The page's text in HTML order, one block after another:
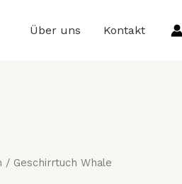
Über uns Kontakt
/ Geschirrtuch Whale